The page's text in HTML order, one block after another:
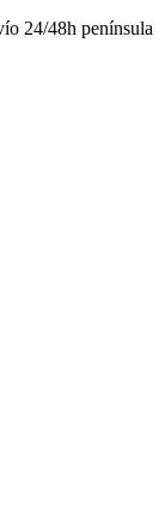
24/48h península